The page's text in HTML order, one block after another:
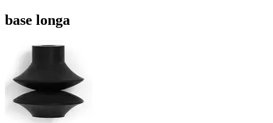
base longa